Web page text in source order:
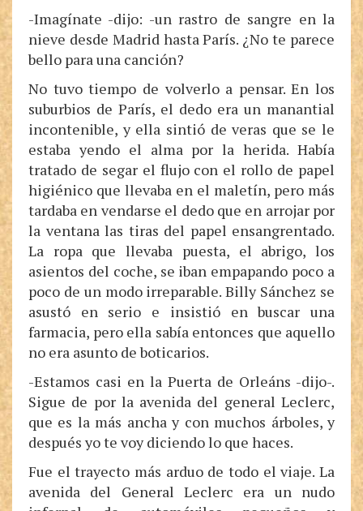
-Imagínate -dijo: -un rastro de sangre en la
nieve desde Madrid hasta París. ¿No te parece
bello para una canción?
No tuvo tiempo de volverlo a pensar. En los
suburbios de París, el dedo era un manantial
incontenible, y ella sintió de veras que se le
estaba yendo el alma por la herida. Había
tratado de segar el flujo con el rollo de papel
higiénico que llevaba en el maletín, pero más
tardaba en vendarse el dedo que en arrojar por
la ventana las tiras del papel ensangrentado.
La ropa que llevaba puesta, el abrigo, los
asientos del coche, se iban empapando poco a
poco de un modo irreparable. Billy Sánchez se
asustó en serio e insistió en buscar una
farmacia, pero ella sabía entonces que aquello
no era asunto de boticarios.
-Estamos casi en la Puerta de Orleáns -dijo-.
Sigue de por la avenida del general Leclerc,
que es la más ancha y con muchos árboles, y
después yo te voy diciendo lo que haces.
Fue el trayecto más arduo de todo el viaje. La
avenida del General Leclerc era un nudo